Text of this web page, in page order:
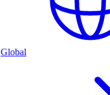
Global